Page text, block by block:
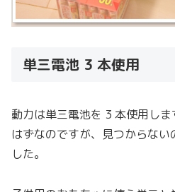
単三電池 3 本使用
動力は単三電池を 3 本使用し
はずなのですが、見つからな
した。